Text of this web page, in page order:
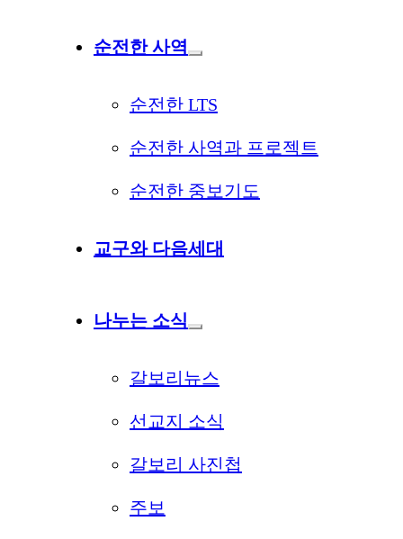
순전한 사역
순전한 LTS
순전한 사역과 프로젝트
순전한 중보기도
교구와 다음세대
나누는 소식
갈보리뉴스
선교지 소식
갈보리 사진첩
주보